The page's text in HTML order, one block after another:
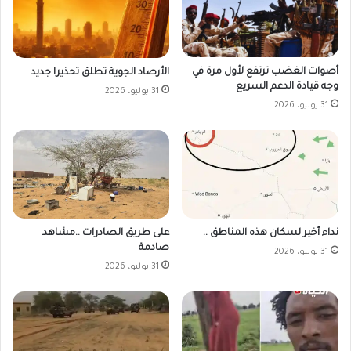
أصوات الغضب ترتفع لأول مرة في
وجه قيادة الدعم السريع
31 يوليو، 2026
الأرصاد الجوية تطلق تحذيرا جديد
31 يوليو، 2026
نداء أخير لسكان هذه المناطق ..
31 يوليو، 2026
على طريق الصادرات ..مشاهد
صادمة
31 يوليو، 2026